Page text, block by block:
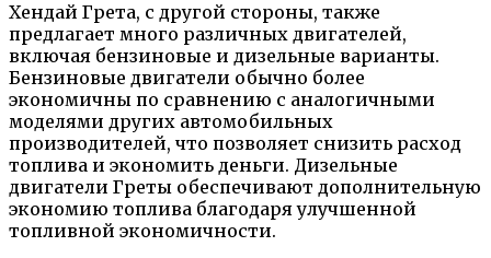
Хендай Грета, с другой стороны, также
предлагает много различных двигателей,
включая бензиновые и дизельные варианты.
Бензиновые двигатели обычно более
экономичны по сравнению с аналогичными
моделями других автомобильных
производителей, что позволяет снизить расход
топлива и экономить деньги. Дизельные
двигатели Греты обеспечивают дополнительную
экономию топлива благодаря улучшенной
топливной экономичности.